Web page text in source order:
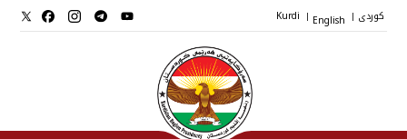
کوردی |
English
|
Kurdi